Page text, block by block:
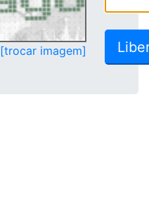
[trocar imagem]